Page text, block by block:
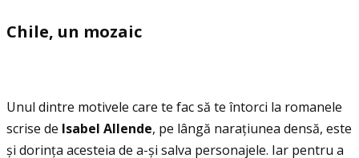
Chile, un mozaic
Unul dintre motivele care te fac să te întorci la romanele
scrise de Isabel Allende, pe lângă naraţiunea densă, este
și dorinţa acesteia de a-și salva personajele. Iar pentru a